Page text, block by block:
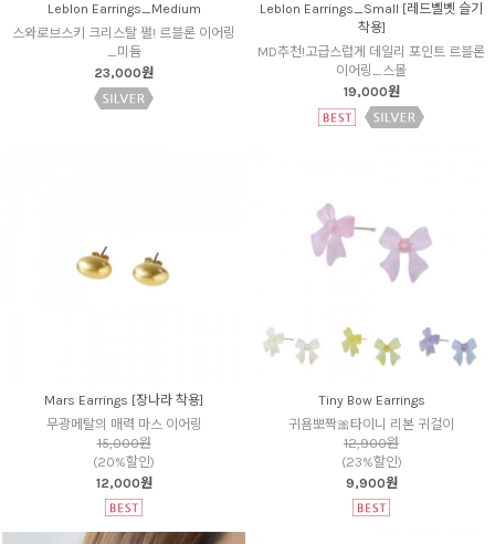
Leblon Earrings_Medium
스와로브스키 크리스탈 펄! 르블론 이어링
_미듐
23,000원
Leblon Earrings_Small [레드벨벳 슬기
착용]
MD추천!고급스럽게 데일리 포인트 르블론
이어링_스몰
19,000원
Mars Earrings [장나라 착용]
무광메탈의 매력 마스 이어링
15,000원
(20%할인)
12,000원
Tiny Bow Earrings
귀욤뽀짝🎀타이니 리본 귀걸이
12,900원
(23%할인)
9,900원